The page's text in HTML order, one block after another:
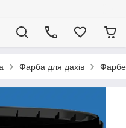
Фарба для дахів